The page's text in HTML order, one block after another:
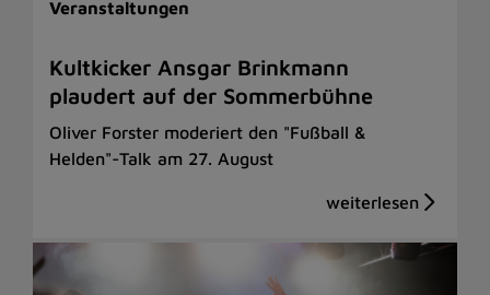
Veranstaltungen
Kultkicker Ansgar Brinkmann
plaudert auf der Sommerbühne
Oliver Forster moderiert den "Fußball &
Helden"-Talk am 27. August